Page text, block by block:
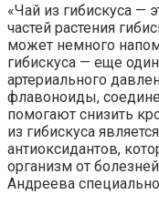
«Чай из гибискуса —
частей растения
может немного
гибискуса — еще
артериального
флавоноиды,
помогают снизить
из гибискуса
антиоксидантов,
организм от
Андреева